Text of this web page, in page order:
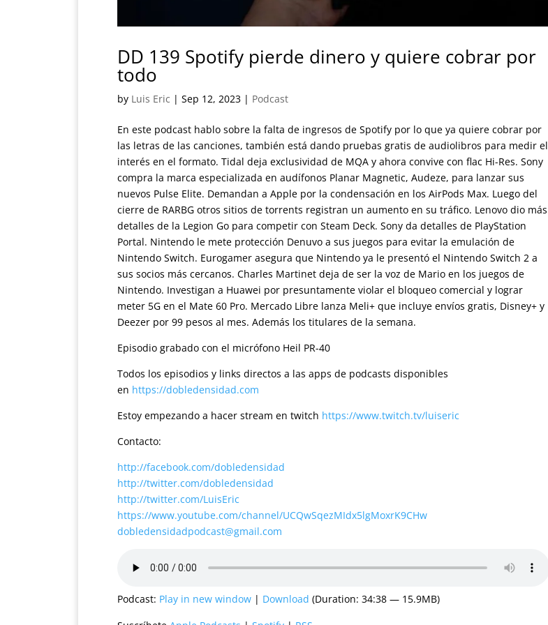
DD 139 Spotify pierde dinero y quiere cobrar por
todo
by Luis Eric | Sep 12, 2023 | Podcast
En este podcast hablo sobre la falta de ingresos de Spotify por lo que ya quiere cobrar por
las letras de las canciones, también está dando pruebas gratis de audiolibros para medir el
interés en el formato. Tidal deja exclusividad de MQA y ahora convive con flac Hi-Res. Sony
compra la marca especializada en audífonos Planar Magnetic, Audeze, para lanzar sus
nuevos Pulse Elite. Demandan a Apple por la condensación en los AirPods Max. Luego del
cierre de RARBG otros sitios de torrents registran un aumento en su tráfico. Lenovo dio más
detalles de la Legion Go para competir con Steam Deck. Sony da detalles de PlayStation
Portal. Nintendo le mete protección Denuvo a sus juegos para evitar la emulación de
Nintendo Switch. Eurogamer asegura que Nintendo ya le presentó el Nintendo Switch 2 a
sus socios más cercanos. Charles Martinet deja de ser la voz de Mario en los juegos de
Nintendo. Investigan a Huawei por presuntamente violar el bloqueo comercial y lograr
meter 5G en el Mate 60 Pro. Mercado Libre lanza Meli+ que incluye envíos gratis, Disney+ y
Deezer por 99 pesos al mes. Además los titulares de la semana.
Episodio grabado con el micrófono Heil PR-40
Todos los episodios y links directos a las apps de podcasts disponibles
en https://dobledensidad.com
Estoy empezando a hacer stream en twitch https://www.twitch.tv/luiseric
Contacto:
http://facebook.com/dobledensidad
http://twitter.com/dobledensidad
http://twitter.com/LuisEric
https://www.youtube.com/channel/UCQwSqezMIdx5lgMoxrK9CHw
dobledensidadpodcast@gmail.com
Podcast: Play in new window | Download (Duration: 34:38 — 15.9MB)